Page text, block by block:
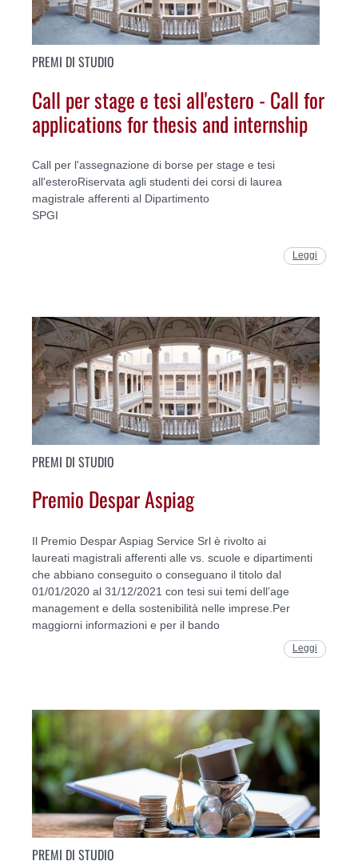
PREMI DI STUDIO
Call per stage e tesi all'estero - Call for
applications for thesis and internship
Call per l'assegnazione di borse per stage e tesi
all'esteroRiservata agli studenti dei corsi di laurea
magistrale afferenti al Dipartimento
SPGI
Leggi
PREMI DI STUDIO
Premio Despar Aspiag
Il Premio Despar Aspiag Service Srl è rivolto ai
laureati magistrali afferenti alle vs. scuole e dipartimenti
che abbiano conseguito o conseguano il titolo dal
01/01/2020 al 31/12/2021 con tesi sui temi dell’age
management e della sostenibilità nelle imprese.Per
maggiorni informazioni e per il bando
Leggi
PREMI DI STUDIO